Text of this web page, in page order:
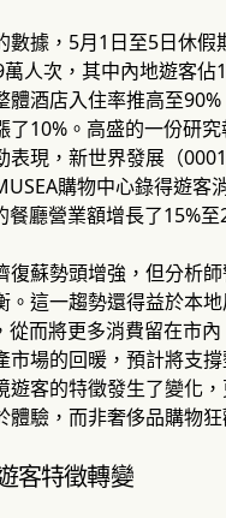
數據，5月1日至5日休假
人次，其中內地遊客佔
體酒店入住率推高至
了10%。高盛的一份研
表現，新世界發展（
購物中心錄得遊客
廳營業額增長了15%至
復蘇勢頭增強，但分析師
。這一趨勢還得益於本
從而將更多消費留在市
市場的回暖，預計將支
遊客的特徵發生了變化
體驗，而非奢侈品購物狂
客特徵轉變